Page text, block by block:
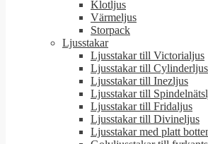
Klotljus
Värmeljus
Storpack
Ljusstakar
Ljusstakar till Victorialjus
Ljusstakar till
Ljusstakar till Inezljus
Ljusstakar till
Ljusstakar till Fridaljus
Ljusstakar till Divineljus
Ljusstakar med platt